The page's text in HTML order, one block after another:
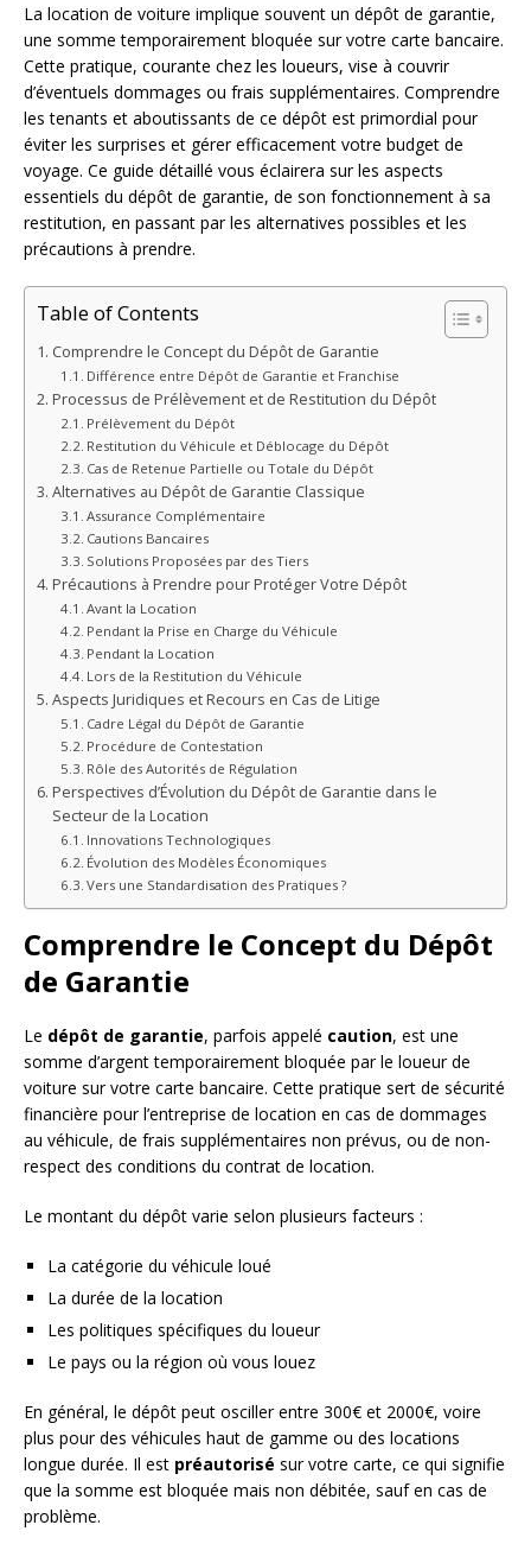
La location de voiture implique souvent un dépôt de garantie,
une somme temporairement bloquée sur votre carte bancaire.
Cette pratique, courante chez les loueurs, vise à couvrir
d’éventuels dommages ou frais supplémentaires. Comprendre
les tenants et aboutissants de ce dépôt est primordial pour
éviter les surprises et gérer efficacement votre budget de
voyage. Ce guide détaillé vous éclairera sur les aspects
essentiels du dépôt de garantie, de son fonctionnement à sa
restitution, en passant par les alternatives possibles et les
précautions à prendre.
Table of Contents
Comprendre le Concept du Dépôt de Garantie
Différence entre Dépôt de Garantie et Franchise
Processus de Prélèvement et de Restitution du Dépôt
Prélèvement du Dépôt
Restitution du Véhicule et Déblocage du Dépôt
Cas de Retenue Partielle ou Totale du Dépôt
Alternatives au Dépôt de Garantie Classique
Assurance Complémentaire
Cautions Bancaires
Solutions Proposées par des Tiers
Précautions à Prendre pour Protéger Votre Dépôt
Avant la Location
Pendant la Prise en Charge du Véhicule
Pendant la Location
Lors de la Restitution du Véhicule
Aspects Juridiques et Recours en Cas de Litige
Cadre Légal du Dépôt de Garantie
Procédure de Contestation
Rôle des Autorités de Régulation
Perspectives d’Évolution du Dépôt de Garantie dans le
Secteur de la Location
Innovations Technologiques
Évolution des Modèles Économiques
Vers une Standardisation des Pratiques ?
Comprendre le Concept du Dépôt
de Garantie
Le dépôt de garantie, parfois appelé caution, est une
somme d’argent temporairement bloquée par le loueur de
voiture sur votre carte bancaire. Cette pratique sert de sécurité
financière pour l’entreprise de location en cas de dommages
au véhicule, de frais supplémentaires non prévus, ou de non-
respect des conditions du contrat de location.
Le montant du dépôt varie selon plusieurs facteurs :
La catégorie du véhicule loué
La durée de la location
Les politiques spécifiques du loueur
Le pays ou la région où vous louez
En général, le dépôt peut osciller entre 300€ et 2000€, voire
plus pour des véhicules haut de gamme ou des locations
longue durée. Il est préautorisé sur votre carte, ce qui signifie
que la somme est bloquée mais non débitée, sauf en cas de
problème.